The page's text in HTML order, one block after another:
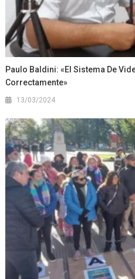
Paulo Baldini: «El Sistema De
Correctamente»
13/03/2024